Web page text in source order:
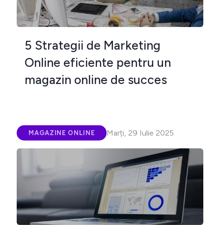
5 Strategii de Marketing
Online eficiente pentru un
magazin online de succes
MAGAZINE ONLINE Marți, 29 Iulie 2025